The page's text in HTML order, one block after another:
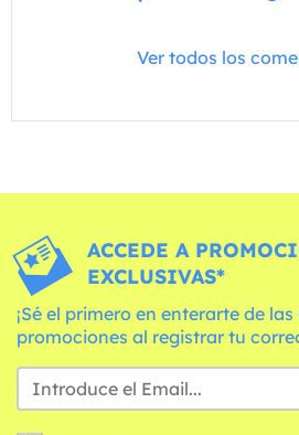
Ver todos los
ACCEDE A
EXCLUSIVAS*
¡Sé el primero en enterarte de
promociones al registrar tu